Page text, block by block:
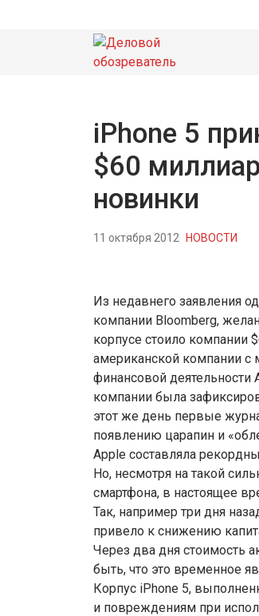
iPhone 5
$60
новинки
11 октября 2012 НОВОСТИ
Из недавнего заявления
компании Bloomberg,
корпусе стоило компании
американской компании с
финансовой деятельности
компании была
этот же день первые
появлению царапин и
Apple составляла
Но, несмотря на такой
смартфона, в настоящее
Так, например три дня
привело к снижению
Через два дня стоимость
быть, что это временное
Корпус iPhone 5,
и повреждениям при